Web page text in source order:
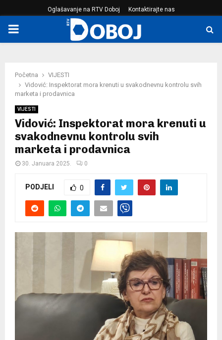
Oglašavanje na RTV Doboj Kontaktirajte nas
PRIMARY
Početna
VIJESTI
Vidović: Inspektorat mora krenuti u svakodnevnu kontrolu svih
marketa i prodavnica
VIJESTI
Vidović: Inspektorat mora krenuti u
svakodnevnu kontrolu svih
marketa i prodavnica
30. Januara 2025. 0
PODJELI 0